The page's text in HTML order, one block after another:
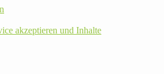
akzeptieren und Inhalte